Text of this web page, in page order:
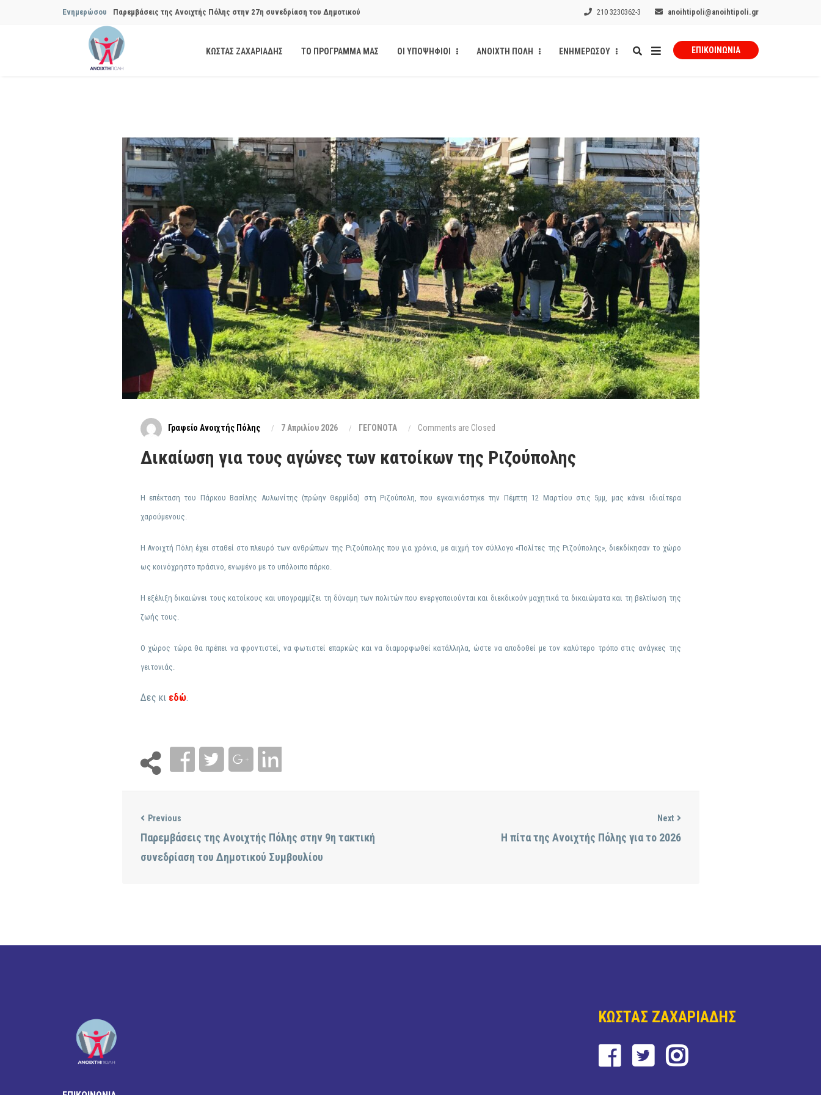
Ενημερώσου Παρεμβάσεις της Ανοιχτής Πόλης στην 27η συνεδρίαση του Δημοτικού
Συμβουλίου του Δήμου…
Παρεμβάσεις της Ανοιχτής Πόλης στην 29η συνεδρίαση του Δημοτικού
Θεσμική θωράκιση των εγκύων αιρετών μετά από την παρέμβαση της Ανοιχτής
Πόλης
Να αποκατασταθεί με εγγυήσεις, διαφάνεια και δημοσιότητα το αίσθημα
ασφάλειας στην Κυψέλη
210 3230362-3 anoihtipoli@anoihtipoli.gr
ΚΩΣΤΑΣ ΖΑΧΑΡΙΑΔΗΣ ΤΟ ΠΡΟΓΡΑΜΜΑ ΜΑΣ ΟΙ ΥΠΟΨΗΦΙΟΙ ΑΝΟΙΧΤΗ ΠΟΛΗ ΕΝΗΜΕΡΩΣΟΥ ΕΠΙΚΟΙΝΩΝΊΑ
Γραφείο Ανοιχτής Πόλης 7 Απριλίου 2026 ΓΕΓΟΝΟΤΑ Comments are Closed
Δικαίωση για τους αγώνες των κατοίκων της Ριζούπολης
Η επέκταση του Πάρκου Βασίλης Αυλωνίτης (πρώην Θερμίδα) στη Ριζούπολη, που εγκαινιάστηκε την Πέμπτη 12 Μαρτίου στις 5μμ, μας κάνει ιδιαίτερα
χαρούμενους.
Η Ανοιχτή Πόλη έχει σταθεί στο πλευρό των ανθρώπων της Ριζούπολης που για χρόνια, με αιχμή τον σύλλογο «Πολίτες της Ριζούπολης», διεκδίκησαν το χώρο
ως κοινόχρηστο πράσινο, ενωμένο με το υπόλοιπο πάρκο.
Η εξέλιξη δικαιώνει τους κατοίκους και υπογραμμίζει τη δύναμη των πολιτών που ενεργοποιούνται και διεκδικούν μαχητικά τα δικαιώματα και τη βελτίωση της
ζωής τους.
Ο χώρος τώρα θα πρέπει να φροντιστεί, να φωτιστεί επαρκώς και να διαμορφωθεί κατάλληλα, ώστε να αποδοθεί με τον καλύτερο τρόπο στις ανάγκες της
γειτονιάς.
Δες κι εδώ.
Previous
Παρεμβάσεις της Ανοιχτής Πόλης στην 9η τακτική
συνεδρίαση του Δημοτικού Συμβουλίου
Next
Η πίτα της Ανοιχτής Πόλης για το 2026
ΚΩΣΤΑΣ ΖΑΧΑΡΙΑΔΗΣ